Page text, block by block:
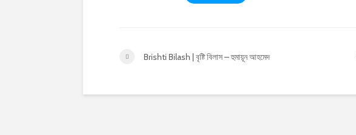
Brishti Bilash | বৃষ্টি বিলাস – হুমায়ূন আহমেদ